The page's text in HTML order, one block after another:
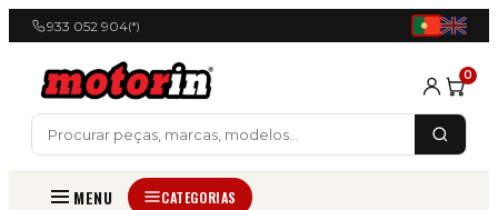
933 052 904(*)
0
MENU CATEGORIAS